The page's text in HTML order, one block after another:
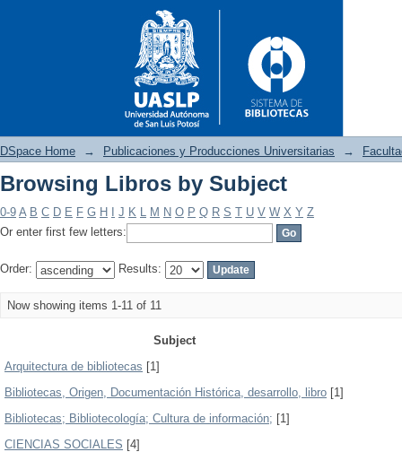
Browsing Libros by Subject
DSpace Home → Publicaciones y Producciones Universitarias →
Browsing Libros by Subject
0-9 A B C D E F G H J K L M N O P Q R S T U V W X Y Z
Or enter first few letters:
Order: Results:
Now showing items 1-11 of 11
Subject
Arquitectura de bibliotecas [1]
Bibliotecas, Origen, Documentación Histórica, desarrollo, libro [1]
Bibliotecas; Bibliotecología; Cultura de información; [1]
CIENCIAS SOCIALES [4]